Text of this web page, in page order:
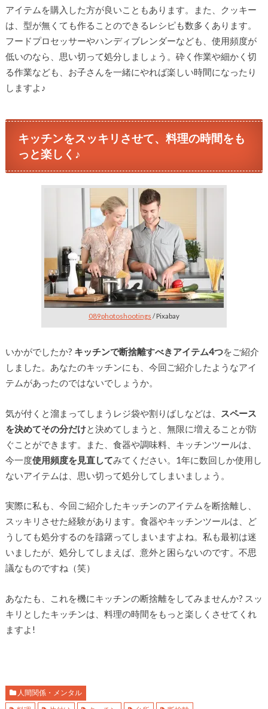
アイテムを購入した方が良いこともあります。また、クッキー
は、型が無くても作ることのできるレシピも数多くあります。
フードプロセッサーやハンディブレンダーなども、使用頻度が
低いのなら、思い切って処分しましょう。砕く作業や細かく切
る作業なども、お子さんを一緒にやれば楽しい時間になったり
しますよ♪
キッチンをスッキリさせて、料理の時間をも
っと楽しく♪
089photoshootings / Pixabay
いかがでしたか? キッチンで断捨離すべきアイテム4つをご紹介
しました。あなたのキッチンにも、今回ご紹介したようなアイ
テムがあったのではないでしょうか。
気が付くと溜まってしまうレジ袋や割りばしなどは、
スペース
を決めてその分だけと決めてしまうと、無限に増えることが防
ぐことができます。また、食器や調味料、キッチンツールは、
今一度使用頻度を見直してみてください。1年に数回しか使用し
ないアイテムは、思い切って処分してしまいましょう。
実際に私も、今回ご紹介したキッチンのアイテムを断捨離し、
スッキリさせた経験があります。食器やキッチンツールは、ど
うしても処分するのを躊躇ってしまいますよね。私も最初は迷
いましたが、処分してしまえば、意外と困らないのです。不思
議なものですね（笑）
あなたも、これを機にキッチンの断捨離をしてみませんか? スッ
キリとしたキッチンは、料理の時間をもっと楽しくさせてくれ
ますよ!
人間関係・メンタル